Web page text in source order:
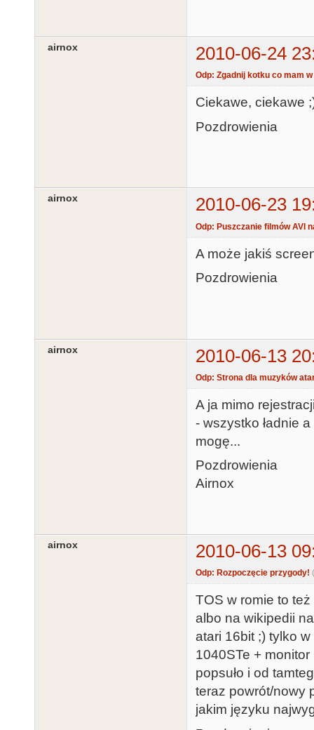
airnox 2010-06-24
Odp: Zgadnij kotku co mam
Ciekawe, ciekawe
Pozdrowienia
airnox 2010-06-23
Odp: Puszczanie filmów AVI
A może jakiś
Pozdrowienia
airnox 2010-06-13
Odp: Strona dla muzyków
A ja mimo
- wszystko ładnie
mogę...
Pozdrowienia
Airnox
airnox 2010-06-13
Odp: Rozpoczęcie przygody!
TOS w romie to
albo na wikipedii
atari 16bit ;) tylko
1040STe + monitor
popsuło i od
teraz powrót/nowy
jakim języku